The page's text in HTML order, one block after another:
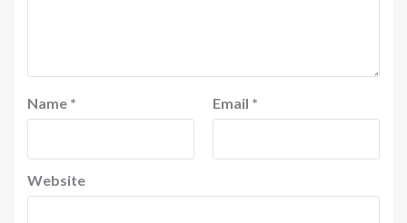
Name * Email *
Website